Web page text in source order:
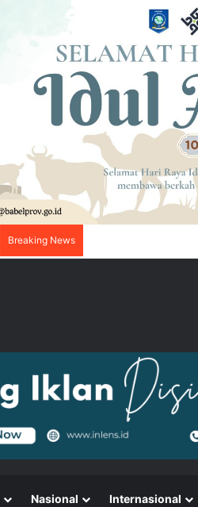
Breaking News
Nasional Internasional